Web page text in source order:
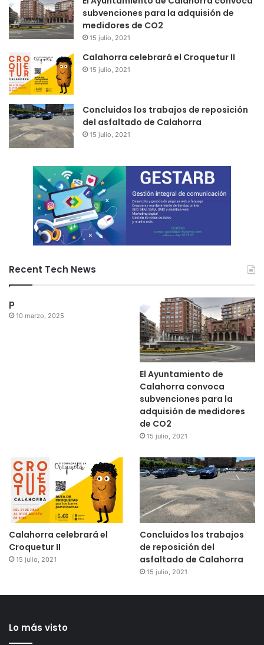
subvenciones para la adquisión de
medidores de CO2
15 julio, 2021
Calahorra celebrará el Croquetur II
15 julio, 2021
Concluidos los trabajos de reposición
del asfaltado de Calahorra
15 julio, 2021
Recent Tech News
p
10 marzo, 2025
El Ayuntamiento de
Calahorra convoca
subvenciones para la
adquisión de medidores
de CO2
15 julio, 2021
Calahorra celebrará el
Croquetur II
15 julio, 2021
Concluidos los trabajos
de reposición del
asfaltado de Calahorra
15 julio, 2021
Lo más visto